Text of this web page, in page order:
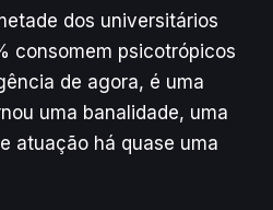
dos universitários
consomem psicotrópicos
de agora, é uma
uma banalidade, uma
atuação há quase uma